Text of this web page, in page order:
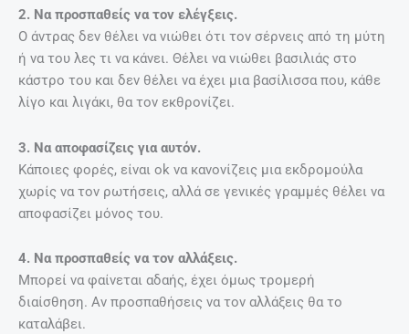
2. Να προσπαθείς να τον ελέγξεις.
Ο άντρας δεν θέλει να νιώθει ότι τον σέρνεις από τη μύτη
ή να του λες τι να κάνει. Θέλει να νιώθει βασιλιάς στο
κάστρο του και δεν θέλει να έχει μια βασίλισσα που, κάθε
λίγο και λιγάκι, θα τον εκθρονίζει.
3. Να αποφασίζεις για αυτόν.
Κάποιες φορές, είναι ok να κανονίζεις μια εκδρομούλα
χωρίς να τον ρωτήσεις, αλλά σε γενικές γραμμές θέλει να
αποφασίζει μόνος του.
4. Να προσπαθείς να τον αλλάξεις.
Μπορεί να φαίνεται αδαής, έχει όμως τρομερή
διαίσθηση. Αν προσπαθήσεις να τον αλλάξεις θα το
καταλάβει.